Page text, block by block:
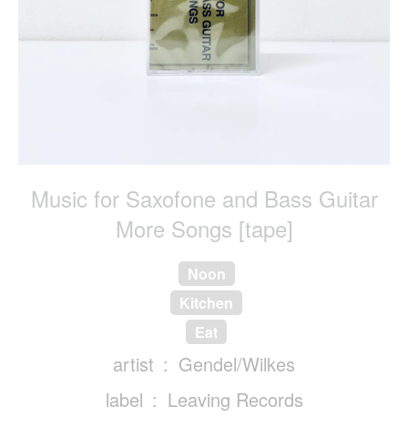
Music for Saxofone and Bass Guitar
More Songs [tape]
Noon
Kitchen
Eat
artist
Gendel/Wilkes
label
Leaving Records